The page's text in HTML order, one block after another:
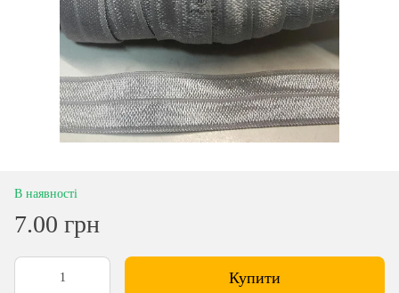
В наявності
7.00 грн
Купити